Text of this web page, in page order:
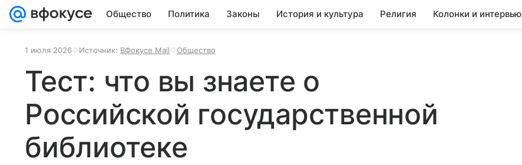
Общество Политика Законы История и культура Религия Колонки и интервью
1 июля 2026 Источник: ВФокусе Mail Общество
Тест: что вы знаете о
Российской государственной
библиотеке